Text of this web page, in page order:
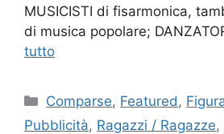
MUSICISTI di fisarmonica,
di musica popolare;
tutto
Categorie
Comparse, Featured ,
Pubblicità, Ragazzi / Ragazze,